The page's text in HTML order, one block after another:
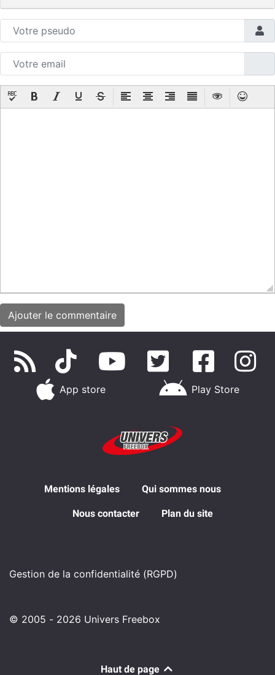
App store Play Store
Mentions légales Qui sommes nous
Nous contacter Plan du site
Gestion de la confidentialité (RGPD)
© 2005 - 2026 Univers Freebox
Haut de page